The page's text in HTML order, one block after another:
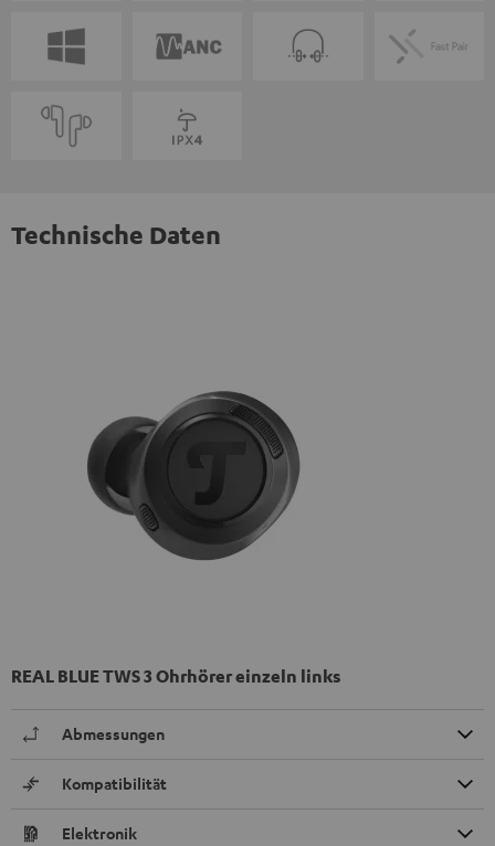
Technische Daten
REAL BLUE TWS 3 Ohrhörer einzeln links
Abmessungen
Kompatibilität
Elektronik